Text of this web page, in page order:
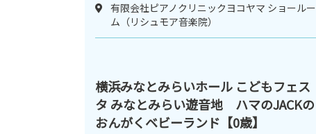
有限会社ピアノクリニックヨコヤマ ショールー
ム（リシュモア音楽院）
横浜みなとみらいホール こどもフェス
タ みなとみらい遊音地 ハマのJACKの
おんがくベビーランド【0歳】